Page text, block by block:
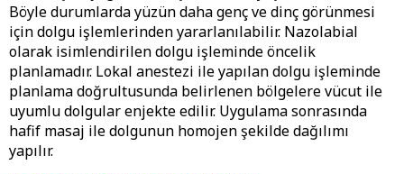
Böyle durumlarda yüzün daha genç ve dinç görünmesi
için dolgu işlemlerinden yararlanılabilir. Nazolabial
olarak isimlendirilen dolgu işleminde öncelik
planlamadır. Lokal anestezi ile yapılan dolgu işleminde
planlama doğrultusunda belirlenen bölgelere vücut ile
uyumlu dolgular enjekte edilir. Uygulama sonrasında
hafif masaj ile dolgunun homojen şekilde dağılımı
yapılır.